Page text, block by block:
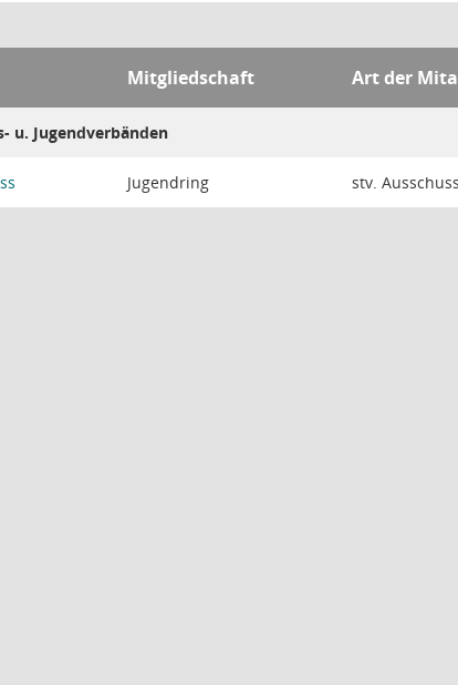
Mitgliedschaft Art der
u. Jugendverbänden
Jugendring stv.